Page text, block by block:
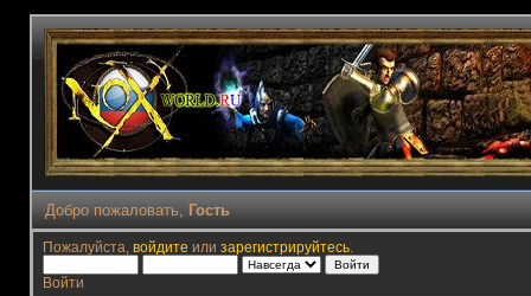
Добро пожаловать, Гость
Пожалуйста, войдите или зарегистрируйтесь.
Войти